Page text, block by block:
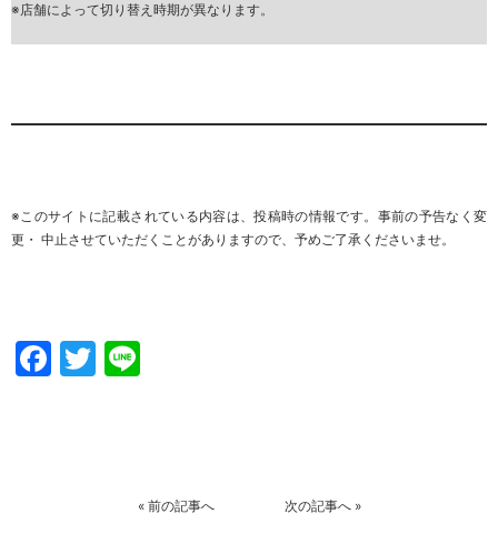
※店舗によって切り替え時期が異なります。
※このサイトに記載されている内容は、投稿時の情報です。事前の予告なく変
更・ 中止させていただくことがありますので、予めご了承くださいませ。
Facebook
Twitter
« 前の記事へ 次の記事へ»